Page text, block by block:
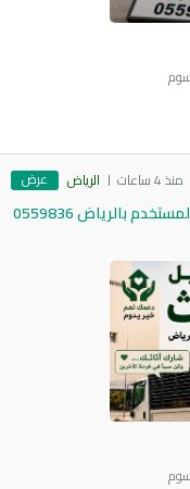
منذ 4 ساعات الرياض عرض
نقل اثاث جمعية خيرية تاخذ الاثاث المستخدم بالرياض 0559836